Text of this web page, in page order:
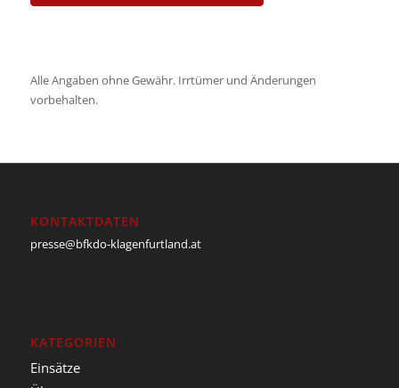
Alle Angaben ohne Gewähr. Irrtümer und Änderungen
vorbehalten.
KONTAKTDATEN
presse@bfkdo-klagenfurtland.at
KATEGORIEN
Einsätze